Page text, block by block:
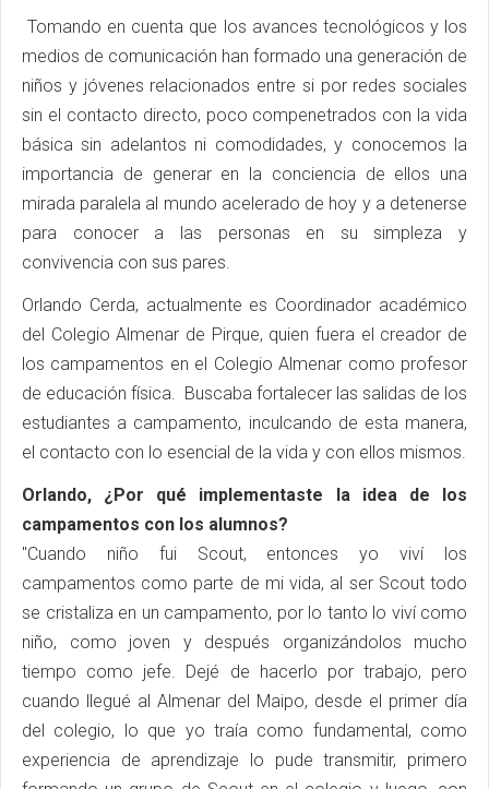
Tomando en cuenta que los avances tecnológicos y los
medios de comunicación han formado una generación de
niños y jóvenes relacionados entre si por redes sociales
sin el contacto directo, poco compenetrados con la vida
básica sin adelantos ni comodidades, y conocemos la
importancia de generar en la conciencia de ellos una
mirada paralela al mundo acelerado de hoy y a detenerse
para conocer a las personas en su simpleza y
convivencia con sus pares.
Orlando Cerda, actualmente es Coordinador académico
del Colegio Almenar de Pirque, quien fuera el creador de
los campamentos en el Colegio Almenar como profesor
de educación física. Buscaba fortalecer las salidas de los
estudiantes a campamento, inculcando de esta manera,
el contacto con lo esencial de la vida y con ellos mismos.
Orlando, ¿Por qué implementaste la idea de los
campamentos con los alumnos?
"Cuando niño fui Scout, entonces yo viví los
campamentos como parte de mi vida, al ser Scout todo
se cristaliza en un campamento, por lo tanto lo viví como
niño, como joven y después organizándolos mucho
tiempo como jefe. Dejé de hacerlo por trabajo, pero
cuando llegué al Almenar del Maipo, desde el primer día
del colegio, lo que yo traía como fundamental, como
experiencia de aprendizaje lo pude transmitir, primero